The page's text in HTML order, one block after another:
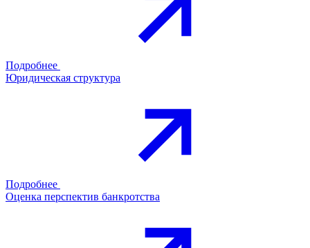
Подробнее
Юридическая структура
Подробнее
Оценка перспектив банкротства